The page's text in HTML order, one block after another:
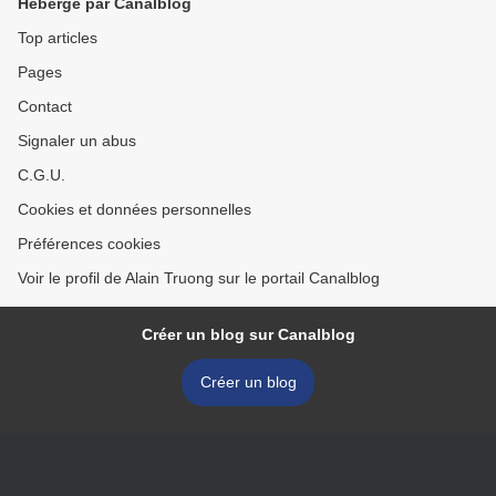
Top articles
Pages
Contact
Signaler un abus
C.G.U.
Cookies et données personnelles
Préférences cookies
Voir le profil de Alain Truong sur le portail Canalblog
Créer un blog sur Canalblog
Créer un blog